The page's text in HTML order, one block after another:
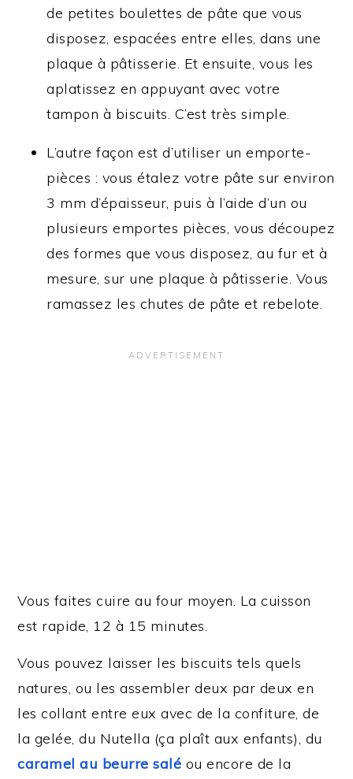
de petites boulettes de pâte que vous
disposez, espacées entre elles, dans une
plaque à pâtisserie. Et ensuite, vous les
aplatissez en appuyant avec votre
tampon à biscuits. C’est très simple.
L’autre façon est d’utiliser un emporte-
pièces : vous étalez votre pâte sur environ
3 mm d’épaisseur, puis à l’aide d’un ou
plusieurs emportes pièces, vous découpez
des formes que vous disposez, au fur et à
mesure, sur une plaque à pâtisserie. Vous
ramassez les chutes de pâte et rebelote.
Vous faites cuire au four moyen. La cuisson
est rapide, 12 à 15 minutes.
Vous pouvez laisser les biscuits tels quels
natures, ou les assembler deux par deux en
les collant entre eux avec de la confiture, de
la gelée, du Nutella (ça plaît aux enfants), du
caramel au beurre salé ou encore de la